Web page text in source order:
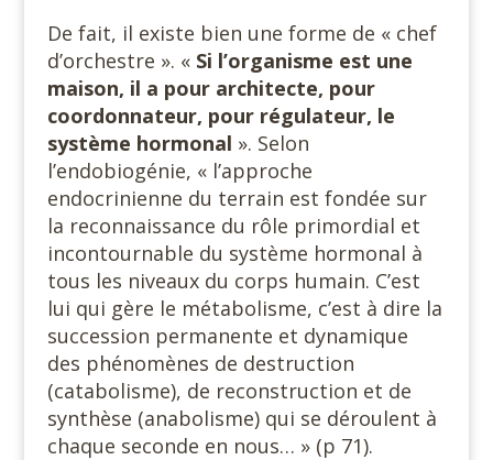
De fait, il existe bien une forme de « chef
d’orchestre ». « Si l’organisme est une
maison, il a pour architecte, pour
coordonnateur, pour régulateur, le
système hormonal ». Selon
l’endobiogénie, « l’approche
endocrinienne du terrain est fondée sur
la reconnaissance du rôle primordial et
incontournable du système hormonal à
tous les niveaux du corps humain. C’est
lui qui gère le métabolisme, c’est à dire la
succession permanente et dynamique
des phénomènes de destruction
(catabolisme), de reconstruction et de
synthèse (anabolisme) qui se déroulent à
chaque seconde en nous… » (p 71).